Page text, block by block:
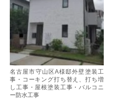
名古屋市守山区A様邸外壁塗装工
事・コーキング打ち替え、打ち増
し工事・屋根塗装工事・バルコニ
ー防水工事